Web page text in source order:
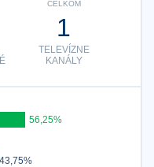
CELKOM
1
TELEVÍZNE
KANÁLY
56,25%
43,75%